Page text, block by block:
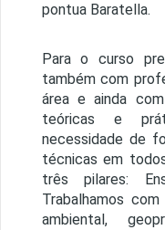
pontua Baratella.
Para o curso
também com
área e ainda
teóricas e
necessidade de
técnicas em
três pilares:
Trabalhamos
ambiental,